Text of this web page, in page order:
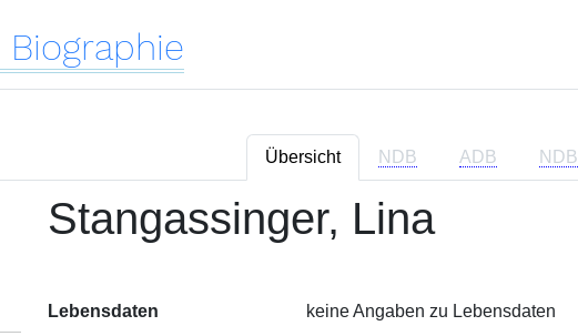
Biographie
Übersicht NDB ADB NDB
Stangassinger, Lina
Lebensdaten
keine Angaben zu Lebensdaten